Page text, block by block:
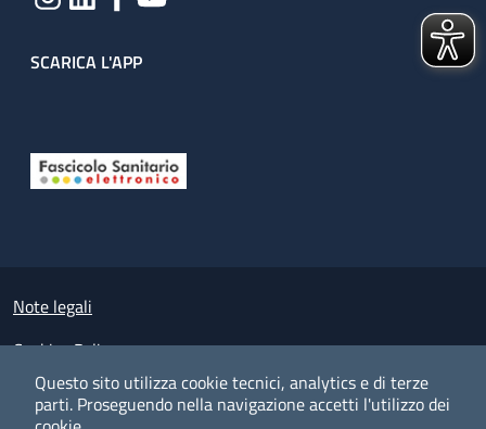
Questo sito utilizza cookie tecnici, analytics e di terze
parti. Proseguendo nella navigazione accetti l'utilizzo dei
SCARICA L'APP
Small prints
Note legali
Cookies Policy
Policy privacy e protezione del dato personale